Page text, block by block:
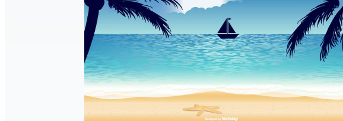
Gráficos en Movimiento
Imágenes Editoriales
Eventos Editoriales